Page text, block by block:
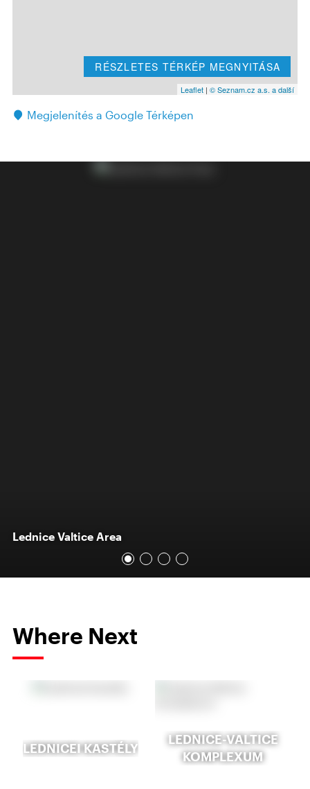
RÉSZLETES TÉRKÉP MEGNYITÁSA
Leaflet | © Seznam.cz a.s. a další
Megjelenítés a Google Térképen
Lednice Valtice Area
Where Next
LEDNICEI KASTÉLY
LEDNICE-VALTICE
KOMPLEXUM